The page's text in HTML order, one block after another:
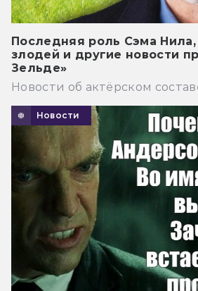
Последняя роль Сэма Нила,
злодей и другие новости
Зельде»
Новости об актёрском
Новости